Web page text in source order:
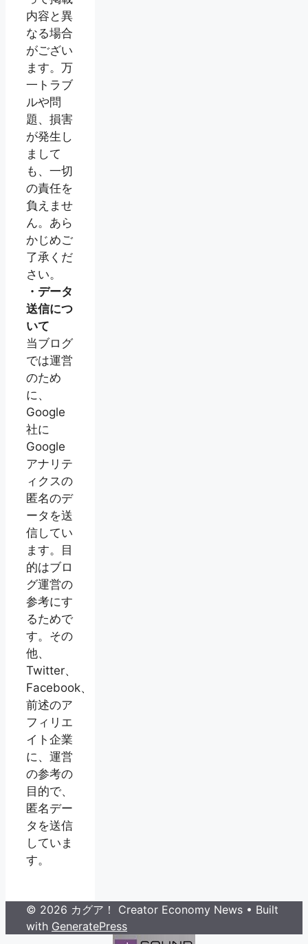
内容と異
なる場合
がござい
ます。万
一トラブ
ルや問
題、損害
が発生し
まして
も、一切
の責任を
負えませ
ん。あら
かじめご
了承くだ
さい。
・データ
送信につ
いて
当ブログ
では運営
のため
に、
Google
社に
Google
アナリテ
ィクスの
匿名のデ
ータを送
信してい
ます。目
的はブロ
グ運営の
参考にす
るためで
す。その
他、
Twitter、
Facebook、
前述のア
フィリエ
イト企業
に、運営
の参考の
目的で、
匿名デー
タを送信
していま
す。
© 2026 カグア！ Creator Economy News • Built
with GeneratePress